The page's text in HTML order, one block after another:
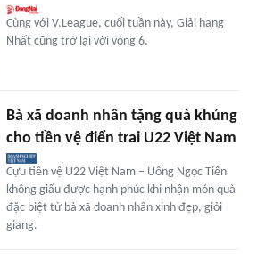
Cùng với V.League, cuối tuần này, Giải hạng
Nhất cũng trở lại với vòng 6.
Bà xã doanh nhân tặng quà khủng
cho tiền vệ điển trai U22 Việt Nam
Cựu tiền vệ U22 Việt Nam – Uông Ngọc Tiến
không giấu được hạnh phúc khi nhận món quà
đặc biệt từ bà xã doanh nhân xinh đẹp, giỏi
giang.